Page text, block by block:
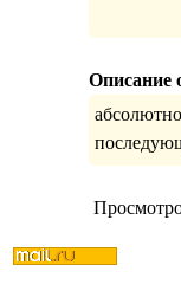
Описание